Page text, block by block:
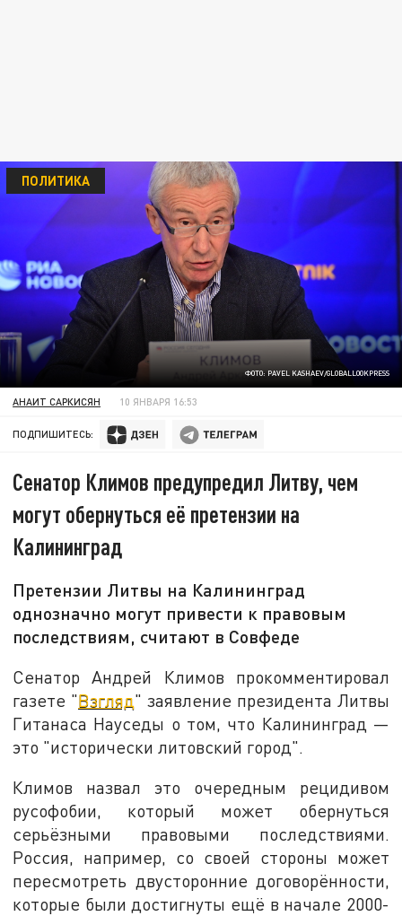
ФОТО: PAVEL KASHAEV/GLOBALLOOKPRESS
ПОЛИТИКА
АНАИТ САРКИСЯН 10 ЯНВАРЯ 16:53
ПОДПИШИТЕСЬ:
Сенатор Климов предупредил Литву, чем
могут обернуться её претензии на
Калининград
Претензии Литвы на Калининград
однозначно могут привести к правовым
последствиям, считают в Совфеде
Сенатор Андрей Климов прокомментировал
газете "Взгляд" заявление президента Литвы
Гитанаса Науседы о том, что Калининград —
это "исторически литовский город".
Климов назвал это очередным рецидивом
русофобии, который может обернуться
серьёзными правовыми последствиями.
Россия, например, со своей стороны может
пересмотреть двусторонние договорённости,
которые были достигнуты ещё в начале 2000-